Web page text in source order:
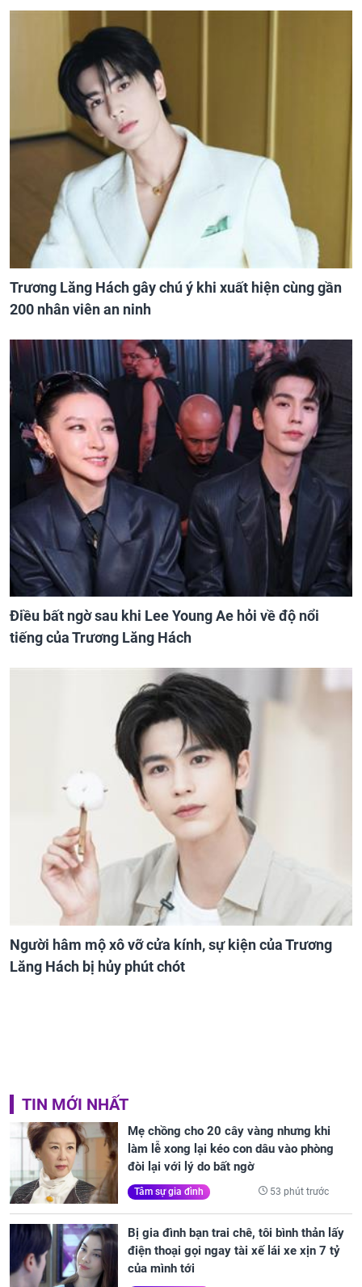
Trương Lăng Hách gây chú ý khi xuất hiện cùng gần
200 nhân viên an ninh
Điều bất ngờ sau khi Lee Young Ae hỏi về độ nổi
tiếng của Trương Lăng Hách
Người hâm mộ xô vỡ cửa kính, sự kiện của Trương
Lăng Hách bị hủy phút chót
TIN MỚI NHẤT
Mẹ chồng cho 20 cây vàng nhưng khi
làm lễ xong lại kéo con dâu vào phòng
đòi lại với lý do bất ngờ
Tâm sự gia đình 53 phút trước
Bị gia đình bạn trai chê, tôi bình thản lấy
điện thoại gọi ngay tài xế lái xe xịn 7 tỷ
của mình tới